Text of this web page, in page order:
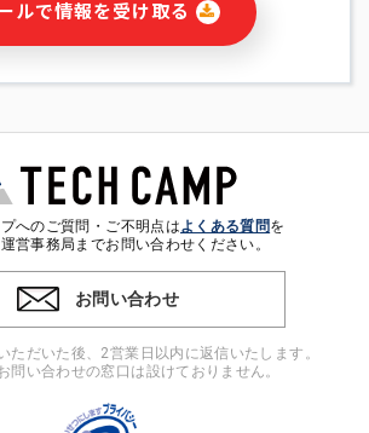
本サービスに関連する情報(当社及び第三者の
等の広告配信・宣伝を含みますが、それらに
は担当者)を識別できない形式に加工した統
利用
基づいた本人への連絡及び配信について
者提供
名等の一部の情報をサービス内で使用する
発信することにより、本サービスの他の利用
とがあります。
ルで情報を受け取る
へのご質問・ご不明点はよくある質問を
営事務局までお問い合わせください。
お問い合わせ
ただいた後、2営業日以内に返信いたします。
問い合わせの窓口は設けておりません。